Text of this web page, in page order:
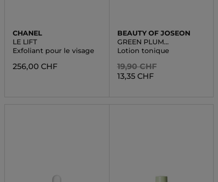
CHANEL
LE LIFT
Exfoliant pour le visage
256,00 CHF
BEAUTY OF JOSEON
GREEN PLUM
REFRESHING TONER
AHA + BHA
Lotion tonique
19,90 CHF
13,35 CHF